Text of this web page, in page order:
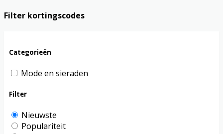
Filter kortingscodes
Categorieën
Mode en sieraden
Filter
Nieuwste
Populariteit